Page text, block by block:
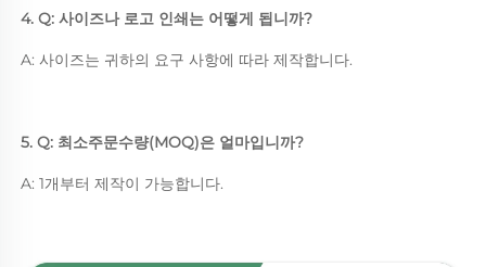
4. Q: 사이즈나 로고 인쇄는 어떻게 됩니까?
A: 사이즈는 귀하의 요구 사항에 따라 제작합니다.
5. Q: 최소주문수량(MOQ)은 얼마입니까?
A: 1개부터 제작이 가능합니다.